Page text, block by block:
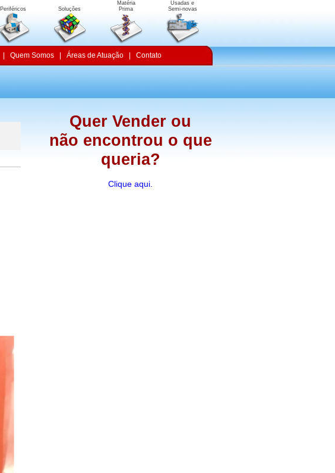
Periféricos Soluções
Matéria
Prima
Usadas e
Semi-novas
Quem Somos Áreas de Atuação Contato
Quer Vender ou
não encontrou o que
queria?
Clique aqui.